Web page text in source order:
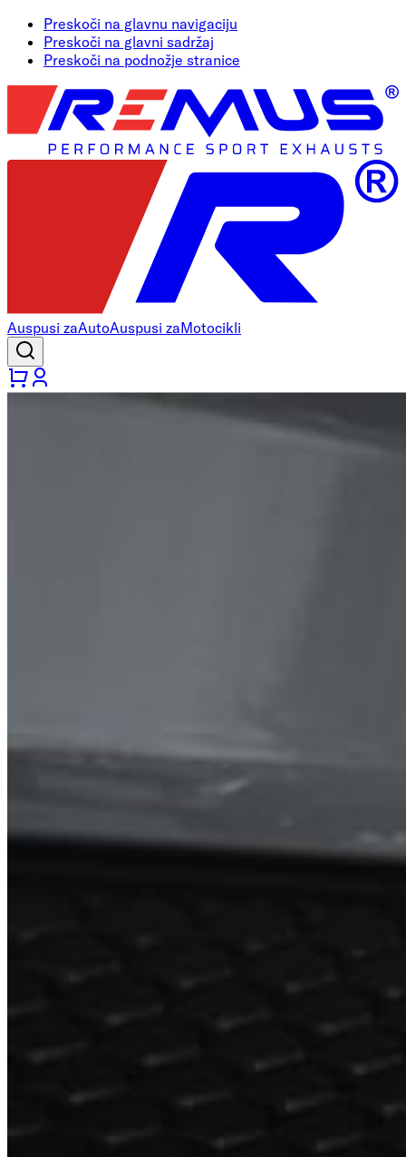
Preskoči na glavnu navigaciju
Preskoči na glavni sadržaj
Preskoči na podnožje stranice
Auspusi zaAutoAuspusi zaMotocikli